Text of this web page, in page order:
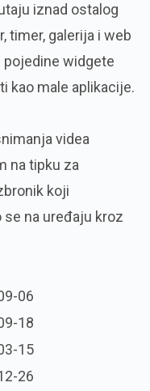
iznad ostalog
timer, galerija i web
pojedine widgete
kao male aplikacije.
videa
na tipku za
koji
na uređaju kroz